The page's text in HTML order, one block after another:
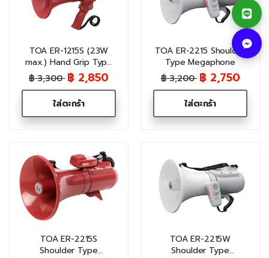
TOA ER-1215S (23W
max.) Hand Grip Type
Megaphone with Siren
฿ 3,300฿ 2,850
ใส่ตะกร้า
TOA ER-2215 Shoulder
Type Megaphone
฿ 3,200 ฿ 2,750
ใส่ตะกร้า
TOA ER-2215S
Shoulder Type
TOA ER-2215W
Shoulder Type